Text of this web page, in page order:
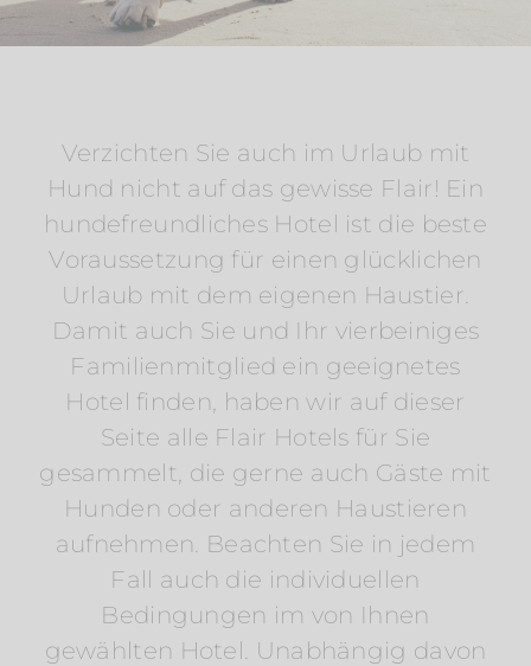
Verzichten Sie auch im Urlaub mit
Hund nicht auf das gewisse Flair! Ein
hundefreundliches Hotel ist die beste
Voraussetzung für einen glücklichen
Urlaub mit dem eigenen Haustier.
Damit auch Sie und Ihr vierbeiniges
Familienmitglied ein geeignetes
Hotel finden, haben wir auf dieser
Seite alle Flair Hotels für Sie
gesammelt, die gerne auch Gäste mit
Hunden oder anderen Haustieren
aufnehmen. Beachten Sie in jedem
Fall auch die individuellen
Bedingungen im von Ihnen
gewählten Hotel. Unabhängig davon